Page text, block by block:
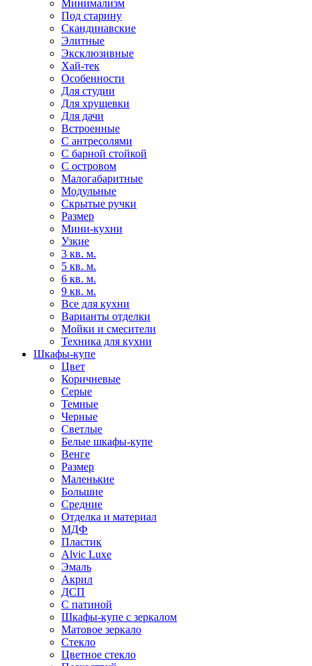
Минимализм
Под старину
Скандинавские
Элитные
Эксклюзивные
Хай-тек
Особенности
Для студии
Для хрущевки
Для дачи
Встроенные
С антресолями
С барной стойкой
С островом
Малогабаритные
Модульные
Скрытые ручки
Размер
Мини-кухни
Узкие
3 кв. м.
5 кв. м.
6 кв. м.
9 кв. м.
Все для кухни
Варианты отделки
Мойки и смесители
Техника для кухни
Шкафы-купе
Цвет
Коричневые
Серые
Темные
Черные
Светлые
Белые шкафы-купе
Венге
Размер
Маленькие
Большие
Средние
Отделка и материал
МДФ
Пластик
Alvic Luxe
Эмаль
Акрил
ДСП
С патиной
Шкафы-купе с зеркалом
Матовое зеркало
Стекло
Цветное стекло